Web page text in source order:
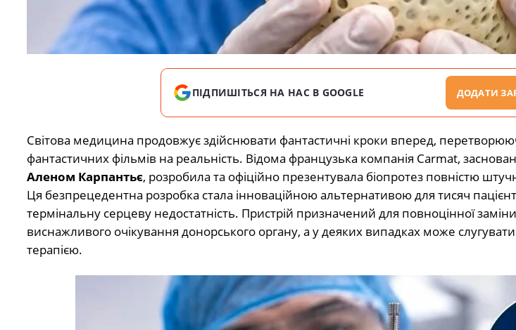
ПІДПИШІТЬСЯ НА НАС В GOOGLE ДОДАТИ
Світова медицина продовжує здійснювати фантастичні кроки вперед,
фантастичних фільмів на реальність. Відома французька компанія Carmat,
Аленом Карпантьє, розробила та офіційно презентувала біопротез повністю
Ця безпрецедентна розробка стала інноваційною альтернативою для тисяч
термінальну серцеву недостатність. Пристрій призначений для повноцінної
виснажливого очікування донорського органу, а у деяких випадках може
терапією.